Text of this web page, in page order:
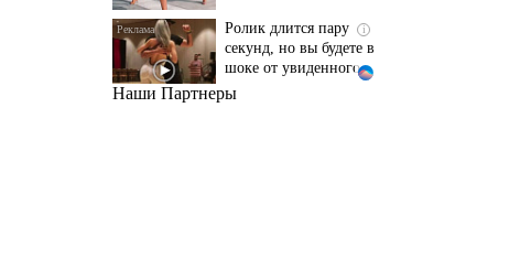
шоке от увиденного
Ролик из Омска: вы
Наши Партнеры